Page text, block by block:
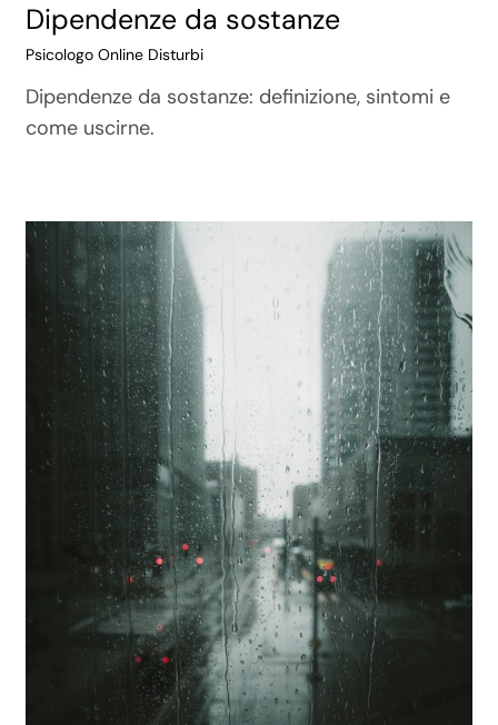
Dipendenze da sostanze
Psicologo Online Disturbi
Dipendenze da sostanze: definizione, sintomi e
come uscirne.